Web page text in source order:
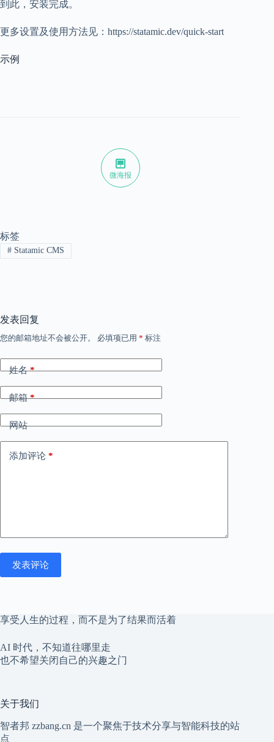
到此，安装完成。
更多设置及使用方法见：https://statamic.dev/quick-start
示例
微海报
标签
#Statamic CMS
发表回复
您的邮箱地址不会被公开。 必填项已用 * 标注
姓名*
邮箱*
网站
添加评论 *
发表评论
享受人生的过程，而不是为了结果而活着
AI 时代，不知道往哪里走
也不希望关闭自己的兴趣之门
关于我们
智者邦 zzbang.cn 是一个聚焦于技术分享与智能科技的站
点